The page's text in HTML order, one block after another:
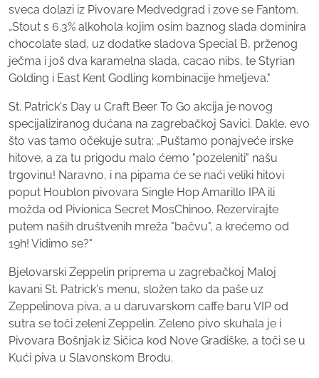
sveca dolazi iz Pivovare Medvedgrad i zove se Fantom.
„Stout s 6.3% alkohola kojim osim baznog slada dominira
chocolate slad, uz dodatke sladova Special B, prženog
ječma i još dva karamelna slada, cacao nibs, te Styrian
Golding i East Kent Godling kombinacije hmeljeva."
St. Patrick's Day u Craft Beer To Go akcija je novog
specijaliziranog dućana na zagrebačkoj Savici. Dakle, evo
što vas tamo očekuje sutra: „Puštamo ponajveće irske
hitove, a za tu prigodu malo ćemo "pozeleniti" našu
trgovinu! Naravno, i na pipama će se naći veliki hitovi
poput Houblon pivovara Single Hop Amarillo IPA ili
možda od Pivionica Secret MosChinoo. Rezervirajte
putem naših društvenih mreža "bačvu", a krećemo od
19h! Vidimo se?"
Bjelovarski Zeppelin priprema u zagrebačkoj Maloj
kavani St. Patrick's menu, složen tako da paše uz
Zeppelinova piva, a u daruvarskom caffe baru VIP od
sutra se toči zeleni Zeppelin. Zeleno pivo skuhala je i
Pivovara Bošnjak iz Sičica kod Nove Gradiške, a toči se u
Kući piva u Slavonskom Brodu.